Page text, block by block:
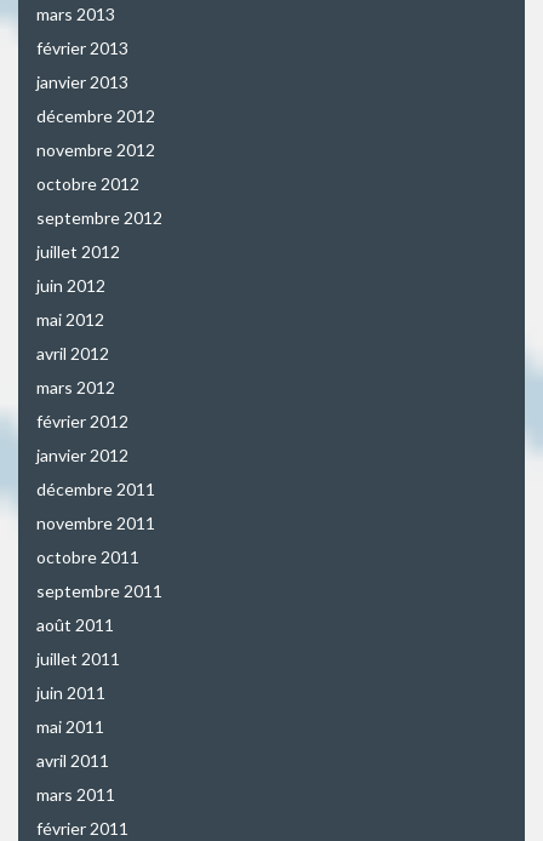
mars 2013
février 2013
janvier 2013
décembre 2012
novembre 2012
octobre 2012
septembre 2012
juillet 2012
juin 2012
mai 2012
avril 2012
mars 2012
février 2012
janvier 2012
décembre 2011
novembre 2011
octobre 2011
septembre 2011
août 2011
juillet 2011
juin 2011
mai 2011
avril 2011
mars 2011
février 2011